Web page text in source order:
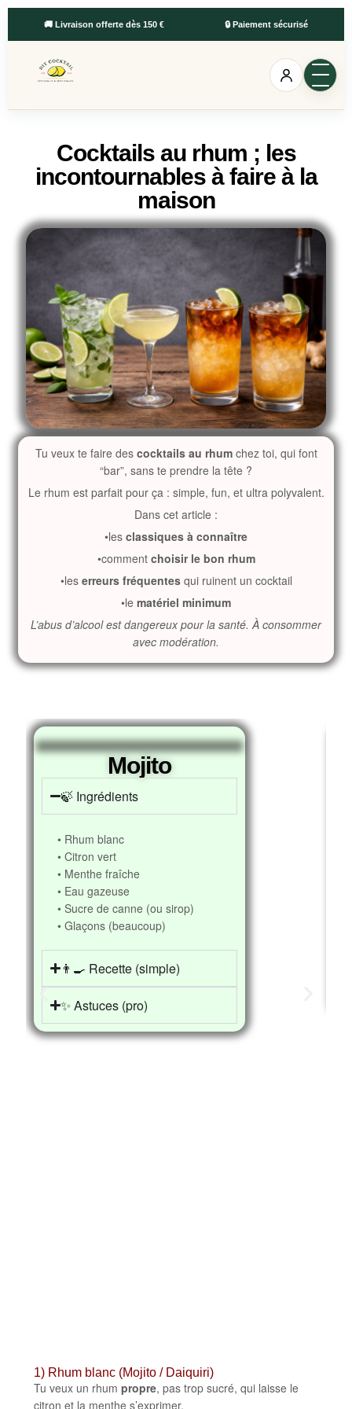
🚚 Livraison offerte dès 150 € 🔒 Paiement sécurisé
Cocktails au rhum ; les
incontournables à faire à la
maison
Tu veux te faire des cocktails au rhumchez toi, qui font
“bar”, sans te prendre la tête ?
Le rhum est parfait pour ça : simple, fun, et ultra polyvalent.
Dans cet article :
•les classiques à connaître
•comment choisir le bon rhum
•les erreurs fréquentesqui ruinent un cocktail
•le matériel minimum
L’abus d’alcool est dangereux pour la santé. À consommer
avec modération.
Mojito
🍃 Ingrédients
• Rhum blanc
• Citron vert
• Menthe fraîche
• Eau gazeuse
• Sucre de canne (ou sirop)
• Glaçons (beaucoup)
👨‍🍳 Recette (simple)
✨ Astuces (pro)
1) Rhum blanc (Mojito / Daiquiri)
Tu veux un rhum propre, pas trop sucré, qui laisse le
citron et la menthe s’exprimer.